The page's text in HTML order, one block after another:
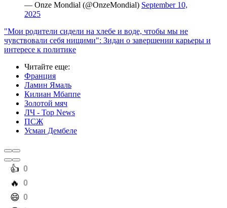
— Onze Mondial (@OnzeMondial) September 10,
2025
"Мои родители сидели на хлебе и воде, чтобы мы не
чувствовали себя нищими": Зидан о завершении карьеры и
интересе к политике
Читайте еще:
Франция
Ламин Ямаль
Килиан Мбаппе
Золотой мяч
ЛЧ - Top News
ПСЖ
Усман Дембеле
️👍 0
️🔥 0
️😄 0